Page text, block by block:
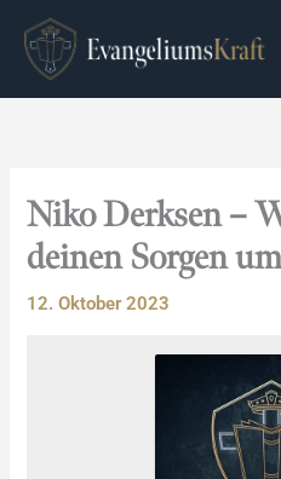
Inhalt
springen
Niko Derksen –
deinen Sorgen
12. Oktober 2023